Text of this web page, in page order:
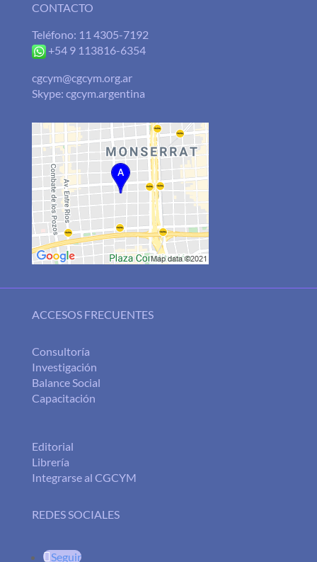
CONTACTO
Teléfono: 11 4305-7192
+54 9 113816-6354
cgcym@cgcym.org.ar
Skype: cgcym.argentina
ACCESOS FRECUENTES
Consultoría
Investigación
Balance Social
Capacitación
Editorial
Librería
Integrarse al CGCYM
REDES SOCIALES
Seguir